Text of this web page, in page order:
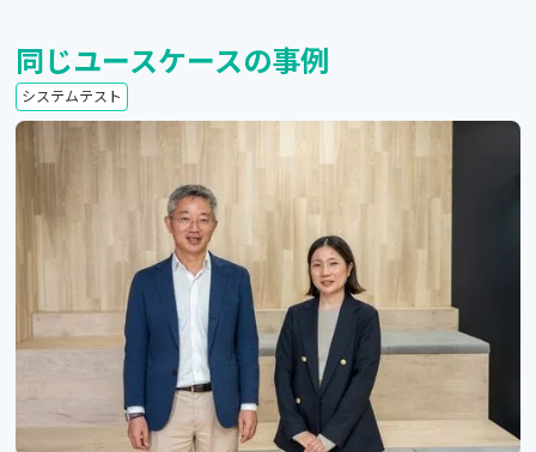
同じユースケースの事例
システムテスト